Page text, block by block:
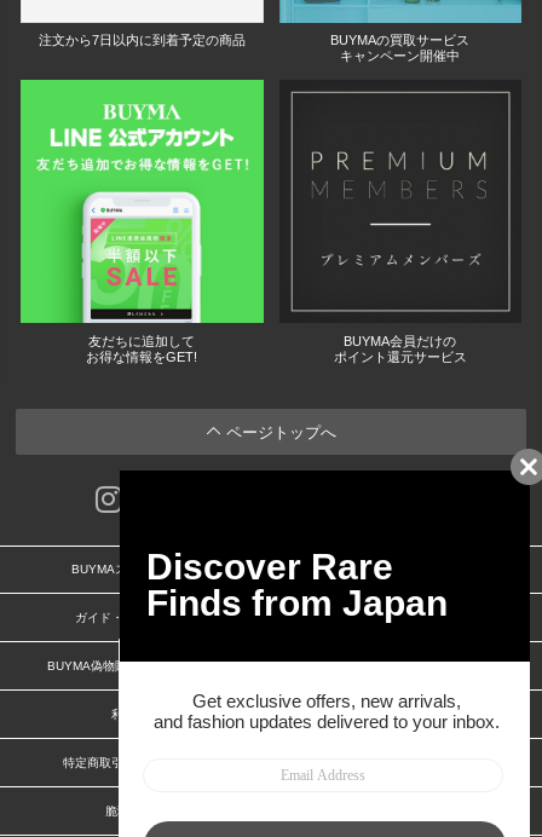
注文から7日以内に到着予定の商品
BUYMAの買取サービス
キャンペーン開催中
友だちに追加して
お得な情報をGET!
BUYMA会員だけの
ポイント還元サービス
ページトップへ
BUYMAスタートガイド 安心への取り組み
ガイド・お問い合わせ かんたん購入ガイド
BUYMA偽物販売防止の取り組み BUYMA CARD
利用規約 プライバシー
特定商取引法に関する表記
脆弱性報告